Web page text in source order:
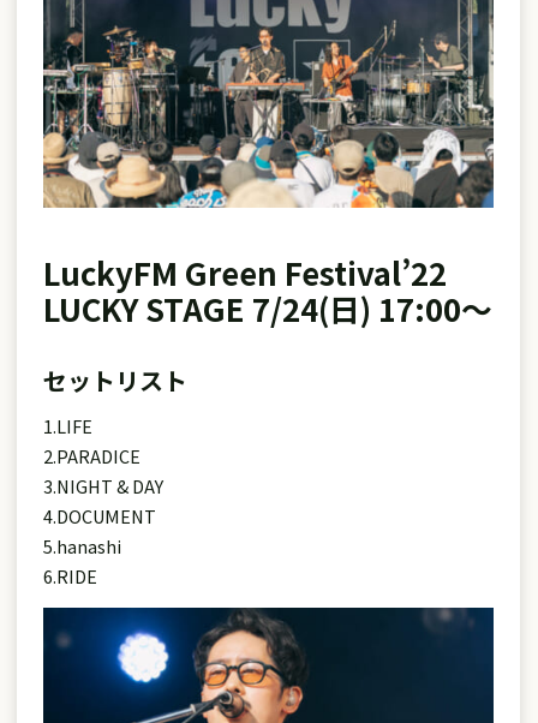
LuckyFM Green Festival’22
LUCKY STAGE 7/24(日) 17:00～
セットリスト
1.LIFE
2.PARADICE
3.NIGHT & DAY
4.DOCUMENT
5.hanashi
6.RIDE